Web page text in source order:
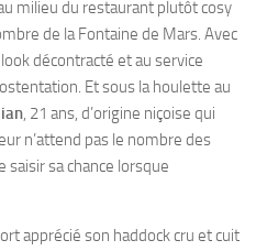
milieu du restaurant plutôt cosy
de la Fontaine de Mars. Avec
décontracté et au service
Et sous la houlette au
, 21 ans, d’origine niçoise qui
n’attend pas le nombre des
sa chance lorsque
apprécié son haddock cru et cuit